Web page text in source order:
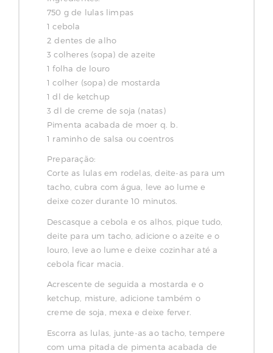
750 g de lulas limpas
1 cebola
2 dentes de alho
3 colheres (sopa) de azeite
1 folha de louro
1 colher (sopa) de mostarda
1 dl de ketchup
3 dl de creme de soja (natas)
Pimenta acabada de moer q. b.
1 raminho de salsa ou coentros
Preparação:
Corte as lulas em rodelas, deite-as para um
tacho, cubra com água, leve ao lume e
deixe cozer durante 10 minutos.
Descasque a cebola e os alhos, pique tudo,
deite para um tacho, adicione o azeite e o
louro, leve ao lume e deixe cozinhar até a
cebola ficar macia.
Acrescente de seguida a mostarda e o
ketchup, misture, adicione também o
creme de soja, mexa e deixe ferver.
Escorra as lulas, junte-as ao tacho, tempere
com uma pitada de pimenta acabada de